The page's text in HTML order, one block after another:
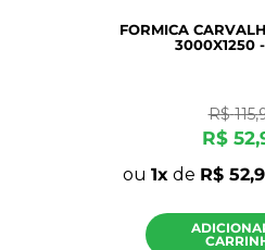
FORMICA
3000X1250
R$ 115,
R$ 52,
ou 1 de R$ 52,